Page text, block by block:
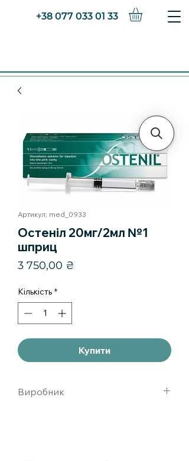
+38 077 033 01 33
Артикул: med_0933
Остеніл 20мг/2мл №1
шприц
3 750,00 ₴
Кількість *
Купити
Виробник